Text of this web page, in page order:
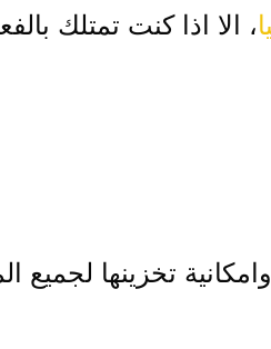
، الا اذا كنت تمتلك
تخزينها لجميع